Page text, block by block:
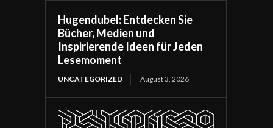
Hugendubel: Entdecken Sie
Bücher, Medien und
Inspirierende Ideen für Jeden
Lesemoment
UNCATEGORIZED August 3, 2026